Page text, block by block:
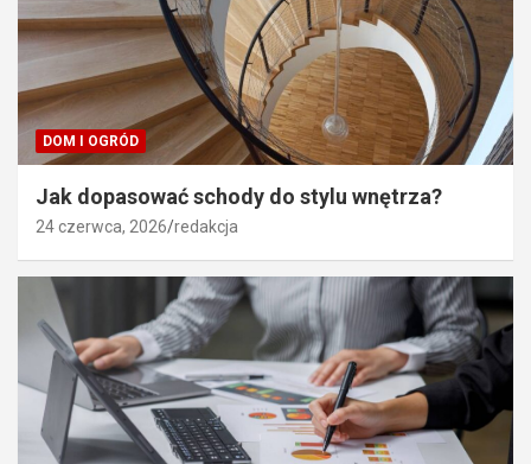
DOM I OGRÓD
Jak dopasować schody do stylu wnętrza?
24 czerwca, 2026 redakcja